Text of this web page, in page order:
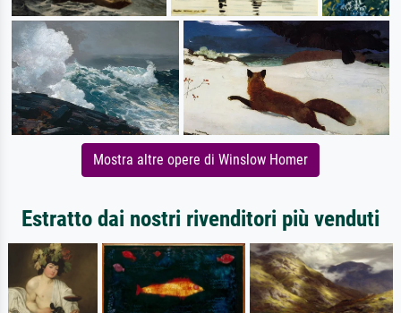
Mostra altre opere di Winslow Homer
Estratto dai nostri rivenditori più venduti